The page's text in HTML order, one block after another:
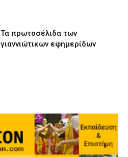
Τα πρωτοσέλιδα των
γιαννιώτικων εφημερίδων